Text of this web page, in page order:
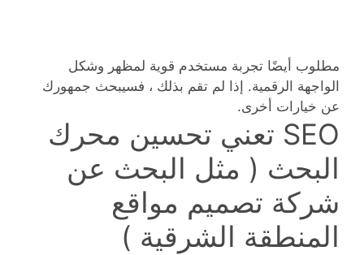
مطلوب أيضًا تجربة مستخدم قوية لمظهر وشكل
الواجهة الرقمية. إذا لم تقم بذلك ، فسيبحث جمهورك
عن خيارات أخرى.
SEO تعني تحسين محرك
البحث ( مثل البحث عن
شركة تصميم مواقع
المنطقة الشرقية )